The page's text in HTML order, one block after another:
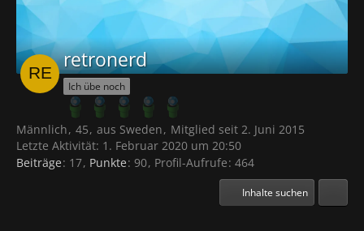
retronerd
Ich übe noch
Männlich 45 aus Sweden
Mitglied seit 2. Juni 2015
Letzte Aktivität: 1. Februar 2020 um 20:50
Beiträge 17 Punkte 90 Profil-Aufrufe 464
Inhalte suchen